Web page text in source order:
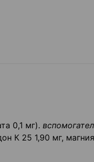
0,1 мг).
К 25 1,90 мг, магния